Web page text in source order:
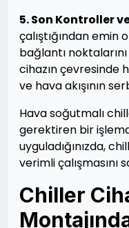
5. Son Kontroller
çalıştığından
bağlantı
cihazın çevresinde
ve hava akışının
Hava soğutmalı
gerektiren bir
uyguladığınızda,
verimli çalışmasını
Chiller